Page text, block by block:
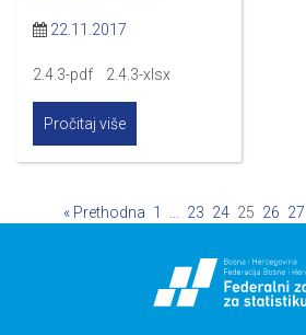
22.11.2017
2.4.3-pdf 2.4.3-xlsx
Pročitaj više
« Prethodna 1 23 24 25 26 27